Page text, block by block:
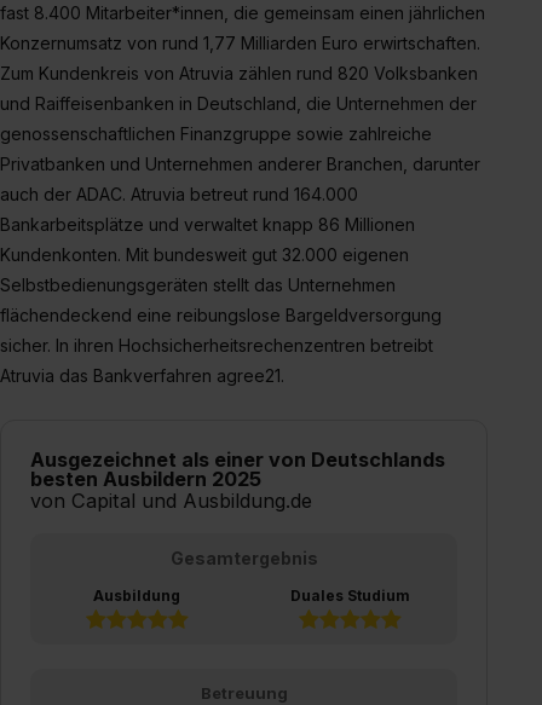
fast 8.400 Mitarbeiter*innen, die gemeinsam einen jährlichen
Konzernumsatz von rund 1,77 Milliarden Euro erwirtschaften.
Zum Kundenkreis von Atruvia zählen rund 820 Volksbanken
und Raiffeisenbanken in Deutschland, die Unternehmen der
genossenschaftlichen Finanzgruppe sowie zahlreiche
Privatbanken und Unternehmen anderer Branchen, darunter
auch der ADAC. Atruvia betreut rund 164.000
Bankarbeitsplätze und verwaltet knapp 86 Millionen
Kundenkonten. Mit bundesweit gut 32.000 eigenen
Selbstbedienungsgeräten stellt das Unternehmen
flächendeckend eine reibungslose Bargeldversorgung
sicher. In ihren Hochsicherheitsrechenzentren betreibt
Atruvia das Bankverfahren agree21.
Ausgezeichnet als einer von Deutschlands
besten Ausbildern 2025
von Capital und Ausbildung.de
Gesamtergebnis
Ausbildung Duales Studium
Betreuung